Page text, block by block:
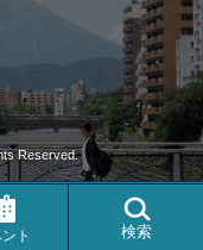
ト 検索
Reserved.